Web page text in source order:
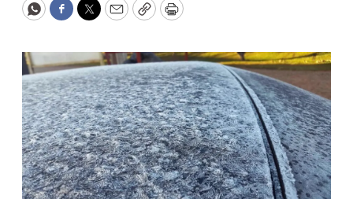
WhatsApp
Facebook
Twitter
EmailCopyPrint